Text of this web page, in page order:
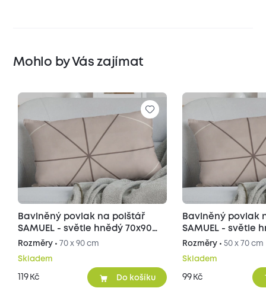
Mohlo by Vás zajímat
Bavlněný povlak na polštář
SAMUEL - světle hnědý 70x90
cm
Rozměry • 70 x 90 cm
Skladem
119 Kč Do košíku
Bavlněný povlak
SAMUEL - světle
cm
Rozměry •50 x 70 cm
Skladem
99 Kč